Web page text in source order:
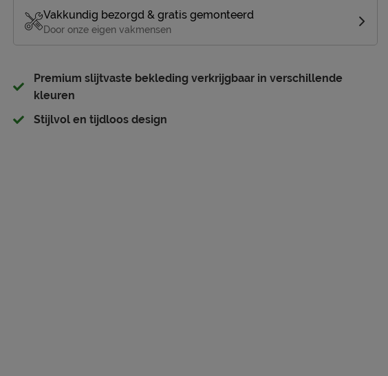
Vakkundig bezorgd & gratis gemonteerd
Door onze eigen vakmensen
Premium slijtvaste bekleding verkrijgbaar in verschillende
kleuren
Stijlvol en tijdloos design